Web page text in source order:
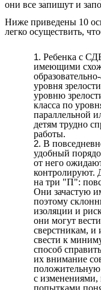
они все запишут и
Ниже приведены 10
легко осуществить,
Ребенка с
имеющими
уровня
уровню
класса по
параллельной
детям трудно
работы.
В
удобный
от него
контролируют.
на три "П":
Они зачастую
поэтому
изоляции и
они могут
сверстникам, и
свести к
способ
их внимание
положительную
с изменениями,
попытками